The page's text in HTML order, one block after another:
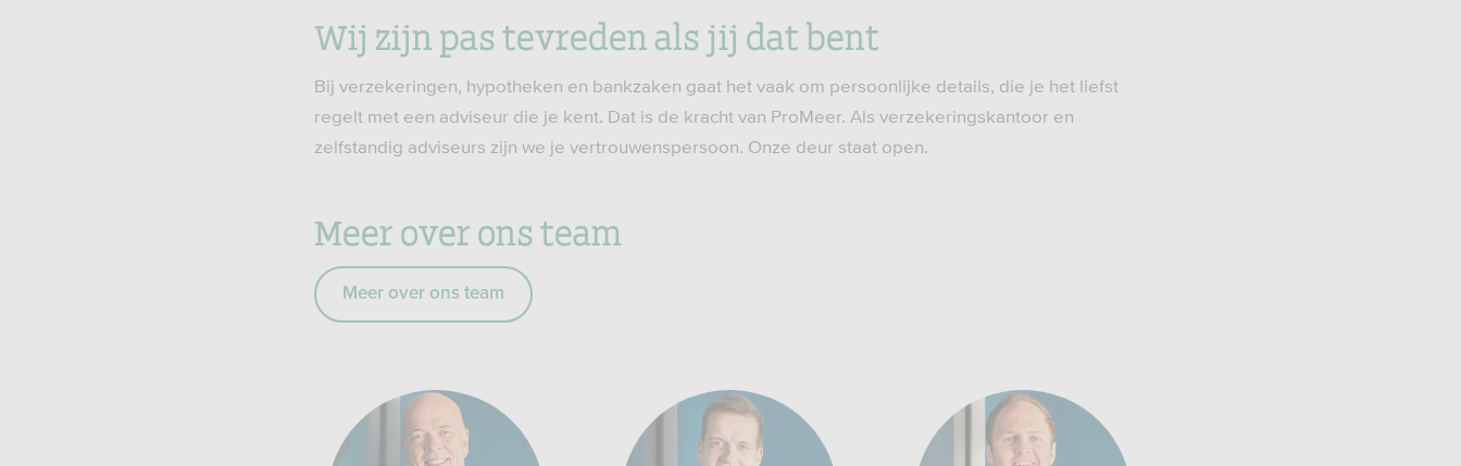
Wij zijn pas tevreden als jij dat bent
Bij verzekeringen, hypotheken en bankzaken gaat het vaak om persoonlijke details, die je het liefst
regelt met een adviseur die je kent. Dat is de kracht van ProMeer. Als verzekeringskantoor en
zelfstandig adviseurs zijn we je vertrouwenspersoon. Onze deur staat open.
Meer over ons team
Meer over ons team